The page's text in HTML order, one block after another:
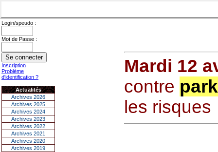
Login/speudo :
Mot de Passe :
Inscription
Problème
d'identification ?
Actualités
Archives 2026
Archives 2025
Archives 2024
Archives 2023
Archives 2022
Archives 2021
Archives 2020
Archives 2019
Mardi 12
contre
les risques